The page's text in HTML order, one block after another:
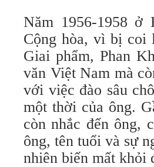
Năm 1956-1958
Cộng hòa, vì bị coi
Giai phẩm, Phan
văn Việt Nam mà
với việc đào sâu
một thời của ông.
còn nhắc đến ông,
ông, tên tuổi và sự
nhiên biến mất khỏi